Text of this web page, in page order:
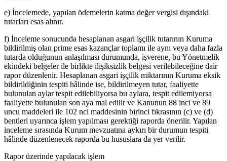
e) İncelemede, yapılan ödemelerin katma değer vergisi dışındaki
tutarları esas alınır.
f) İnceleme sonucunda hesaplanan asgari işçilik tutarının Kuruma
bildirilmiş olan prime esas kazançlar toplamı ile aynı veya daha fazla
tutarda olduğunun anlaşılması durumunda, işverene, bu Yönetmelik
ekindeki belgeler ile birlikte ilişiksizlik belgesi verilebileceğine dair
rapor düzenlenir. Hesaplanan asgari işçilik miktarının Kuruma eksik
bildirildiğinin tespiti hâlinde ise, bildirilmeyen tutar, faaliyette
bulunulan aylar tespit edilebiliyorsa bu aylara, tespit edilemiyorsa
faaliyette bulunulan son aya mal edilir ve Kanunun 88 inci ve 89
uncu maddeleri ile 102 nci maddesinin birinci fıkrasının (c) ve (d)
bentleri uyarınca işlem yapılması gerektiği raporda önerilir. Yapılan
inceleme sırasında Kurum mevzuatına aykırı bir durumun tespiti
hâlinde düzenlenecek raporda bu hususlara da yer verilir.
Rapor üzerinde yapılacak işlem